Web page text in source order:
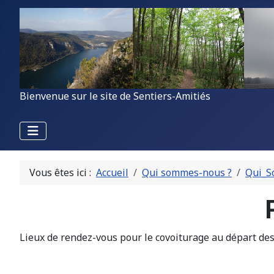
Bienvenue sur le site de Sentiers-Amitiés
Vous êtes ici : Accueil Qui sommes-nous ?
Lieux de rendez-vous pour le covoiturage au départ